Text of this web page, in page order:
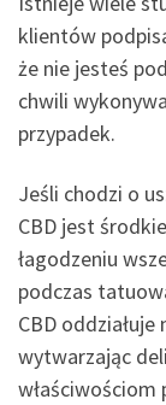
klientów
że nie jesteś
chwili
przypadek.
Jeśli chodzi o
CBD jest
łagodzeniu
podczas
CBD
wytwarzając
właściwościom